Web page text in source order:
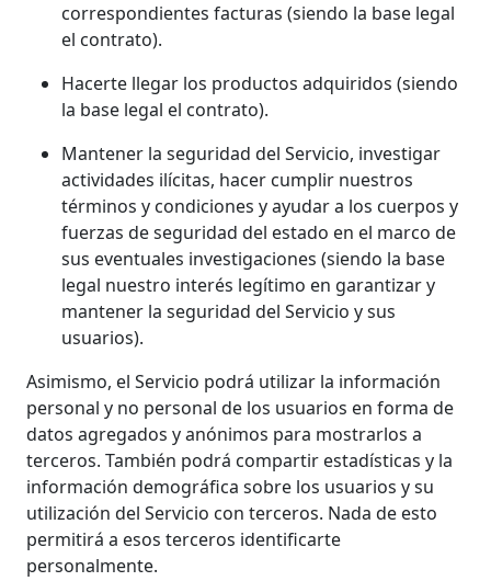
correspondientes facturas (siendo la base legal
el contrato).
Hacerte llegar los productos adquiridos (siendo
la base legal el contrato).
Mantener la seguridad del Servicio, investigar
actividades ilícitas, hacer cumplir nuestros
términos y condiciones y ayudar a los cuerpos y
fuerzas de seguridad del estado en el marco de
sus eventuales investigaciones (siendo la base
legal nuestro interés legítimo en garantizar y
mantener la seguridad del Servicio y sus
usuarios).
Asimismo, el Servicio podrá utilizar la información
personal y no personal de los usuarios en forma de
datos agregados y anónimos para mostrarlos a
terceros. También podrá compartir estadísticas y la
información demográfica sobre los usuarios y su
utilización del Servicio con terceros. Nada de esto
permitirá a esos terceros identificarte
personalmente.